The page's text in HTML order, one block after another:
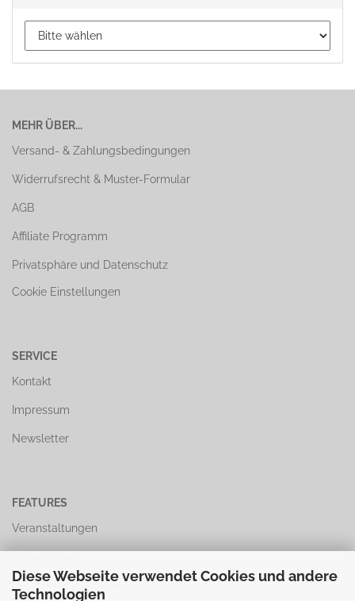
Diese Webseite verwendet Cookies und andere
Technologien
MEHR ÜBER...
Versand- & Zahlungsbedingungen
Widerrufsrecht & Muster-Formular
AGB
Affiliate Programm
Privatsphäre und Datenschutz
Cookie Einstellungen
SERVICE
Kontakt
Impressum
Newsletter
FEATURES
Veranstaltungen
Gutscheine / Tempel-Taler